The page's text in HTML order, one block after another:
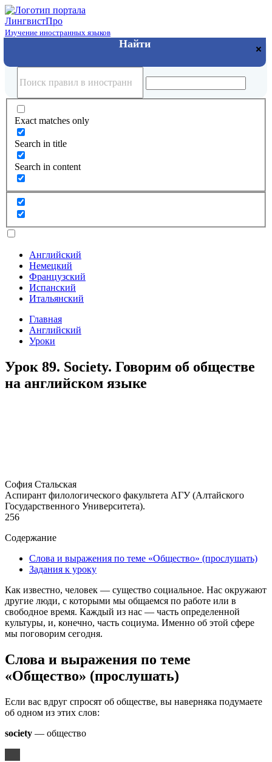
ЛингвистПро
Изучение иностранных языков
Exact matches only
Search in title
Search in content
Английский
Немецкий
Французский
Испанский
Итальянский
Главная
Английский
Уроки
Урок 89. Society. Говорим об обществе
на английском языке
София Стальская
Аспирант филологического факультета АГУ (Алтайского
Государственного Университета).
256
Содержание
Слова и выражения по теме «Общество» (прослушать)
Задания к уроку
Как известно, человек — существо социальное. Нас окружают
другие люди, с которыми мы общаемся по работе или в
свободное время. Каждый из нас — часть определенной
культуры, и, конечно, часть социума. Именно об этой сфере
мы поговорим сегодня.
Слова и выражения по теме
«Общество» (прослушать)
Если вас вдруг спросят об обществе, вы наверняка подумаете
об одном из этих слов:
society — общество